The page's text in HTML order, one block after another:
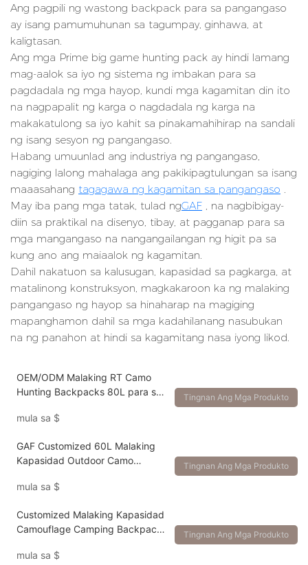
Ang pagpili ng wastong backpack para sa pangangaso
ay isang pamumuhunan sa tagumpay, ginhawa, at
kaligtasan.
Ang mga Prime big game hunting pack ay hindi lamang
mag-aalok sa iyo ng sistema ng imbakan para sa
pagdadala ng mga hayop, kundi mga kagamitan din ito
na nagpapalit ng karga o nagdadala ng karga na
makakatulong sa iyo kahit sa pinakamahihirap na sandali
ng isang sesyon ng pangangaso.
Habang umuunlad ang industriya ng pangangaso,
nagiging lalong mahalaga ang pakikipagtulungan sa isang
maaasahang tagagawa ng kagamitan sa pangangaso .
May iba pang mga tatak, tulad ngGAF , na nagbibigay-
diin sa praktikal na disenyo, tibay, at pagganap para sa
mga mangangaso na nangangailangan ng higit pa sa
kung ano ang maiaalok ng kagamitan.
Dahil nakatuon sa kalusugan, kapasidad sa pagkarga, at
matalinong konstruksyon, magkakaroon ka ng malaking
pangangaso ng hayop sa hinaharap na magiging
mapanghamon dahil sa mga kadahilanang nasubukan
na ng panahon at hindi sa kagamitang nasa iyong likod.
OEM/ODM Malaking RT Camo
Hunting Backpacks 80L para sa
mula sa $
Tingnan Ang Mga Produkto
GAF Customized 60L Malaking
Kapasidad Outdoor Camo
mula sa $
Tingnan Ang Mga Produkto
Customized Malaking Kapasidad
Camouflage Camping Backpack
mula sa $
Tingnan Ang Mga Produkto